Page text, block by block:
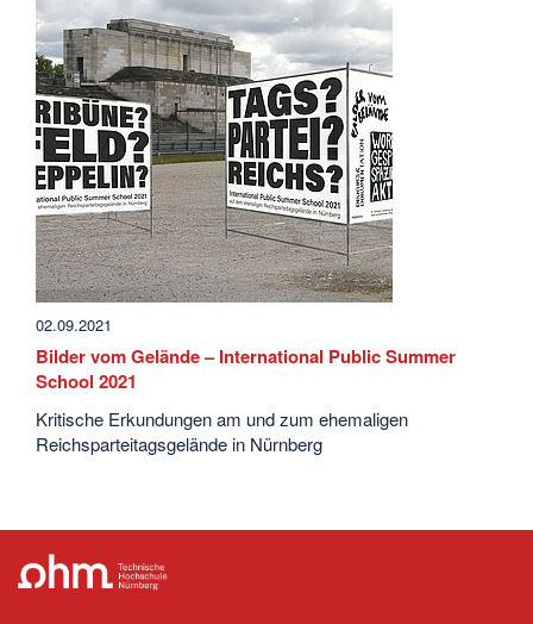
02.09.2021
Bilder vom Gelände – International Public Summer
School 2021
Kritische Erkundungen am und zum ehemaligen
Reichsparteitagsgelände in Nürnberg